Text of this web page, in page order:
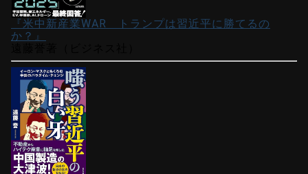
『米中新産業WAR トランプは習近平に勝てるの
か？』